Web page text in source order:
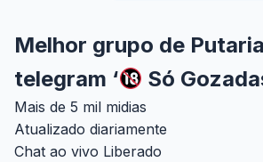
Melhor grupo de
telegram ‘
Só
Mais de 5 mil midias
Atualizado diariamente
Chat ao vivo Liberado